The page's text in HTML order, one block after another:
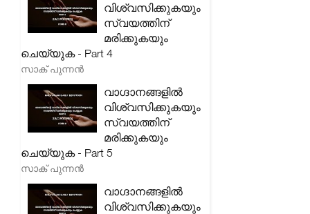
വിശ്വസിക്കുകയും
സ്വയത്തിന്
മരിക്കുകയും
ചെയ്യുക - Part 4
സാക് പുന്നൻ
വാഗ്ദാനങ്ങളിൽ
വിശ്വസിക്കുകയും
സ്വയത്തിന്
മരിക്കുകയും
ചെയ്യുക - Part 5
സാക് പുന്നൻ
വാഗ്ദാനങ്ങളിൽ
വിശ്വസിക്കുകയും